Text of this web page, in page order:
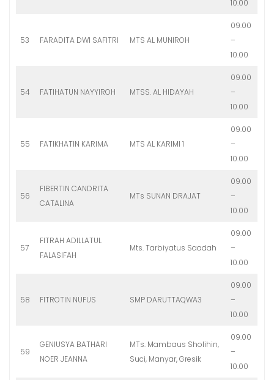
10.00
53 FARADITA DWI SAFITRI MTS AL MUNIROH
09.00
–
10.00
54 FATIHATUN NAYYIROH MTSS. AL HIDAYAH
09.00
–
10.00
55 FATIKHATIN KARIMA MTS AL KARIMI 1
09.00
–
10.00
56
FIBERTIN CANDRITA
CATALINA
MTs SUNAN DRAJAT
09.00
–
10.00
57
FITRAH ADILLATUL
FALASIFAH
Mts. Tarbiyatus Saadah
09.00
–
10.00
58 FITROTIN NUFUS SMP DARUTTAQWA3
09.00
–
10.00
59
GENIUSYA BATHARI
NOER JEANNA
MTs. Mambaus Sholihin,
Suci, Manyar, Gresik
09.00
–
10.00